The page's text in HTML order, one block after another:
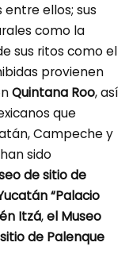
ellos; sus
como la
sus ritos como el
provienen
Quintana Roo, así
que
Campeche y
sido
de sitio de
“Palacio
Itzá,el Museo
de Palenque